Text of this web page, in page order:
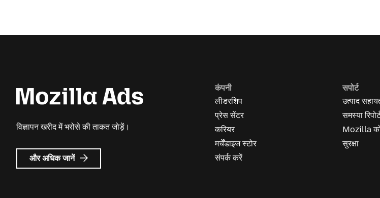
विज्ञापन खरीद में भरोसे की ताकत जोड़ें।
Mozilla
विज्ञापन
और अधिक जानें
कंपनी
लीडरशिप
प्रेस सेंटर
करियर
मर्चेंडाइज स्टोर
संपर्क करें
सपोर्ट
उत्पाद
समस्या
Mozilla को
सुरक्षा